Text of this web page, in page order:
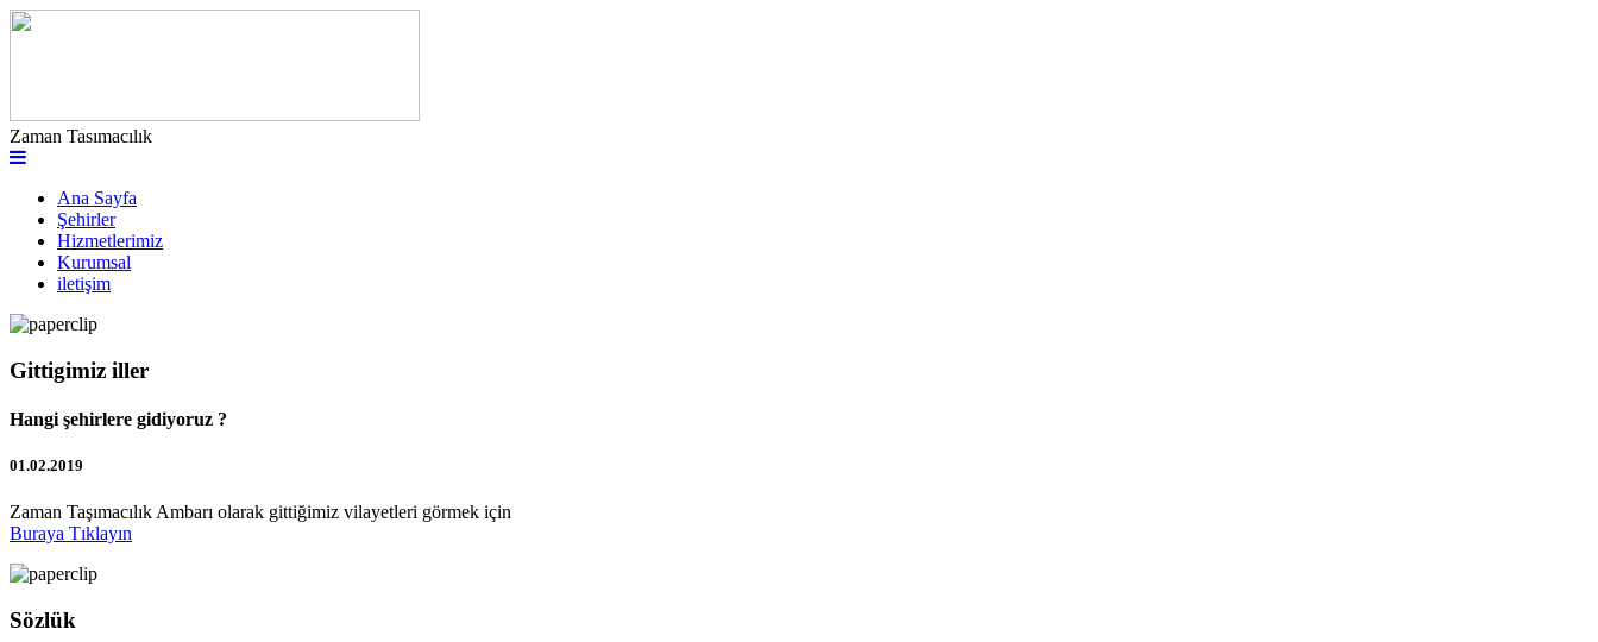
Zaman Tasımacılık
Ana Sayfa
Şehirler
Hizmetlerimiz
Kurumsal
iletişim
Gittigimiz iller
Hangi şehirlere gidiyoruz ?
01.02.2019
Zaman Taşımacılık Ambarı olarak gittiğimiz vilayetleri görmek için
Buraya Tıklayın
Sözlük